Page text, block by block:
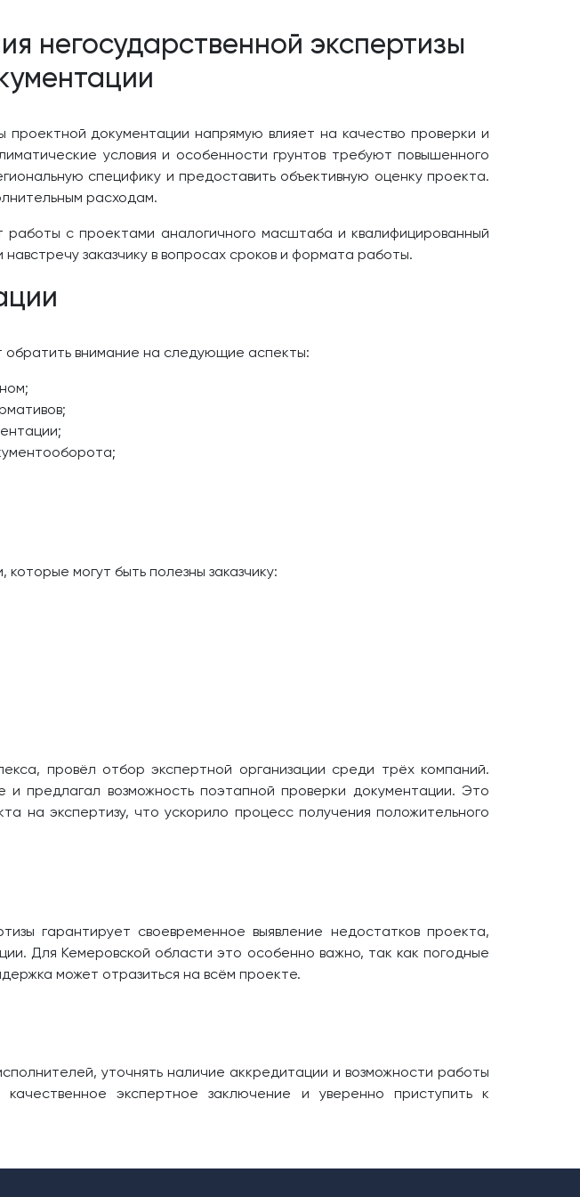
негосударственной экспертизы
документации напрямую влияет на качество проверки и
условия и особенности грунтов требуют повышенного
специфику и предоставить объективную оценку проекта.
расходам.
с проектами аналогичного масштаба и квалифицированный
заказчику в вопросах сроков и формата работы.
обратить внимание на следующие аспекты:
могут быть полезны заказчику:
провёл отбор экспертной организации среди трёх компаний.
предлагал возможность поэтапной проверки документации. Это
на экспертизу, что ускорило процесс получения положительного
гарантирует своевременное выявление недостатков проекта,
Для Кемеровской области это особенно важно, так как погодные
может отразиться на всём проекте.
уточнять наличие аккредитации и возможности работы
экспертное заключение и уверенно приступить к